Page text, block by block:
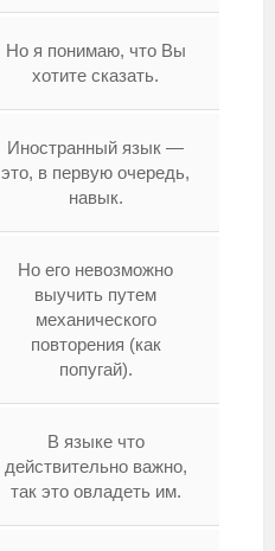
Но я понимаю, что Вы
хотите сказать.
Иностранный язык —
это, в первую очередь,
навык.
Но его невозможно
выучить путем
механического
повторения (как
попугай).
В языке что
действительно важно,
так это овладеть им.